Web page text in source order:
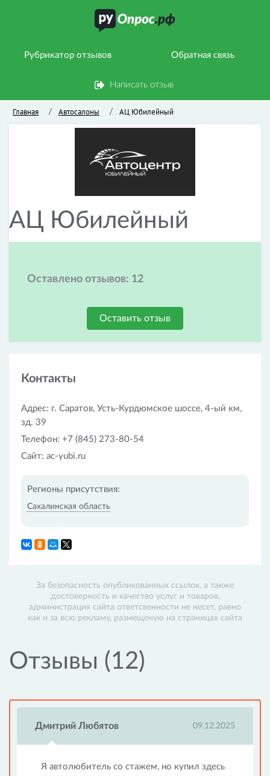
Рубрикатор отзывов Обратная связь
Написать отзыв
Главная / Автосалоны / АЦ Юбилейный
АЦ Юбилейный
Оставлено отзывов: 12
Оставить отзыв
Контакты
Адрес: г. Саратов, Усть-Курдюмское шоссе, 4-ый км,
зд. 39
Телефон: +7 (845) 273-80-54
Сайт: ac-yubi.ru
Регионы присутствия:
Сахалинская область
За безопасность опубликованных ссылок, а также
достоверность и качество услуг и товаров,
администрация сайта ответсвенности не несет, равно
как и за всю рекламу, размещеную на страницах сайта
Отзывы (12)
Дмитрий Любятов 09.12.2025
Я автолюбитель со стажем, но купил здесь